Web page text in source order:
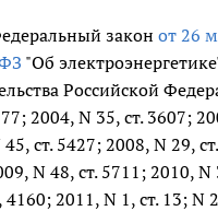
закон от 26
"Об
Российской
2004, N 35, ст. 3607;
ст. 5427; 2008, N 29,
N 48, ст. 5711; 2010, N
4160; 2011, N 1, ст. 13; N